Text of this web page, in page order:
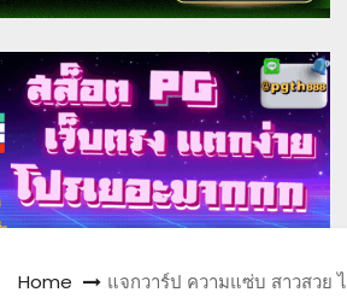
Home แจกวาร์ป ความแซ่บ สาวสวย